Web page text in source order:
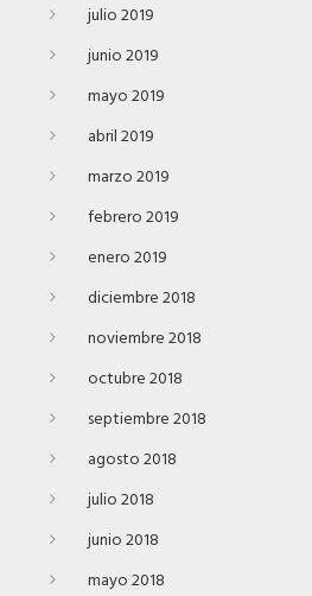
julio 2019
junio 2019
mayo 2019
abril 2019
marzo 2019
febrero 2019
enero 2019
diciembre 2018
noviembre 2018
octubre 2018
septiembre 2018
agosto 2018
julio 2018
junio 2018
mayo 2018